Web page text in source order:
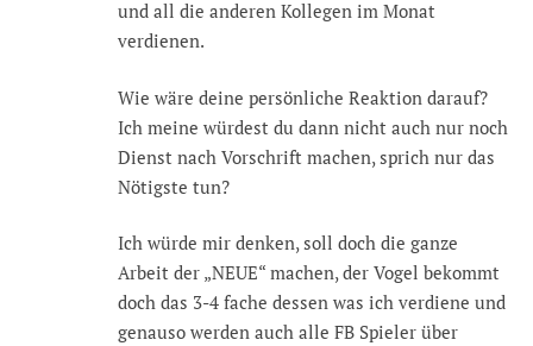
und all die anderen Kollegen im Monat
verdienen.
Wie wäre deine persönliche Reaktion darauf?
Ich meine würdest du dann nicht auch nur noch
Dienst nach Vorschrift machen, sprich nur das
Nötigste tun?
Ich würde mir denken, soll doch die ganze
Arbeit der „NEUE“ machen, der Vogel bekommt
doch das 3-4 fache dessen was ich verdiene und
genauso werden auch alle FB Spieler über